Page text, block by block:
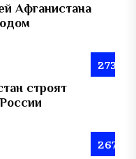
Афганистана
273
строят
267